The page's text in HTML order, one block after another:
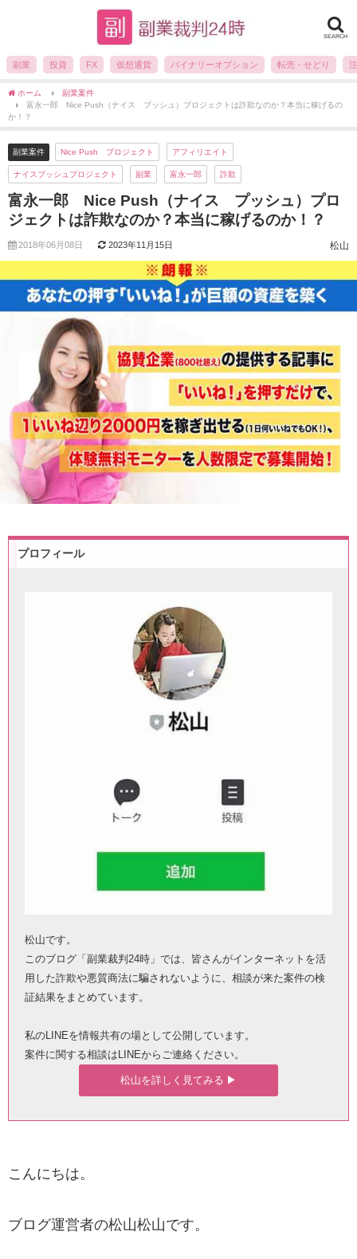
SEARCH
副業 投資 FX 仮想通貨 バイナリーオプション 転売・せどり
ホーム
副業案件
富永一郎 Nice Push（ナイス プッシュ）プロジェクトは詐欺なのか？本当に稼げるの
か！？
副業案件 Nice Push プロジェクト アフィリエイト
ナイスプッシュプロジェクト 副業 富永一郎 詐欺
富永一郎 Nice Push（ナイス プッシュ）プロ
ジェクトは詐欺なのか？本当に稼げるのか！？
2018年06月08日 2023年11月15日 松山
プロフィール
松山です。
このブログ「副業裁判24時」では、皆さんがインターネットを活
用した詐欺や悪質商法に騙されないように、相談が来た案件の検
証結果をまとめています。
私のLINEを情報共有の場として公開しています。
案件に関する相談はLINEからご連絡ください。
松山を詳しく見てみる ▶︎
こんにちは。
ブログ運営者の松山松山です。